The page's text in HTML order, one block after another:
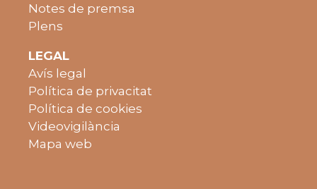
Notes de premsa
Plens
LEGAL
Avís legal
Política de privacitat
Política de cookies
Videovigilància
Mapa web